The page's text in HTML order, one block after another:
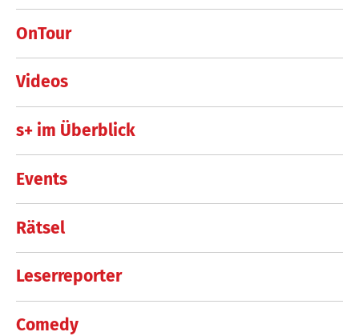
OnTour
Videos
s+ im Überblick
Events
Rätsel
Leserreporter
Comedy